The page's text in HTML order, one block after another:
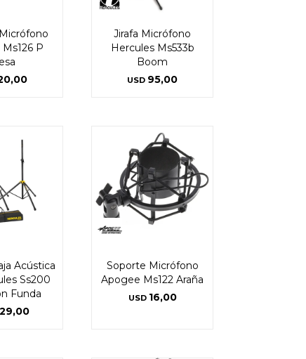
P
Jirafa Micrófono
Hercules Ms533b
Boom
USD 95,00
Acústica
Ss200
Funda
Soporte Micrófono
Apogee Ms122 Araña
USD 16,00